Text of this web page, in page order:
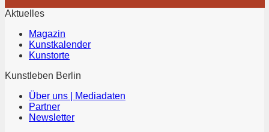
Aktuelles
Magazin
Kunstkalender
Kunstorte
Kunstleben Berlin
Über uns | Mediadaten
Partner
Newsletter